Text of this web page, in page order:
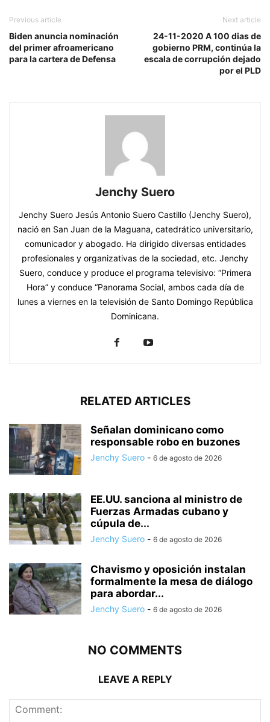
Previous article
Biden anuncia nominación
del primer afroamericano
para la cartera de Defensa
Next article
24-11-2020 A 100 dias de
gobierno PRM, continúa la
escala de corrupción dejado
por el PLD
Jenchy Suero
Jenchy Suero Jesús Antonio Suero Castillo (Jenchy Suero),
nació en San Juan de la Maguana, catedrático universitario,
comunicador y abogado. Ha dirigido diversas entidades
profesionales y organizativas de la sociedad, etc. Jenchy
Suero, conduce y produce el programa televisivo: “Primera
Hora” y conduce “Panorama Social, ambos cada día de
lunes a viernes en la televisión de Santo Domingo República
Dominicana.
RELATED ARTICLES
Señalan dominicano como
responsable robo en buzones
Jenchy Suero - 6 de agosto de 2026
EE.UU. sanciona al ministro de
Fuerzas Armadas cubano y
cúpula de...
Jenchy Suero - 6 de agosto de 2026
Chavismo y oposición instalan
formalmente la mesa de diálogo
para abordar...
Jenchy Suero - 6 de agosto de 2026
NO COMMENTS
LEAVE A REPLY